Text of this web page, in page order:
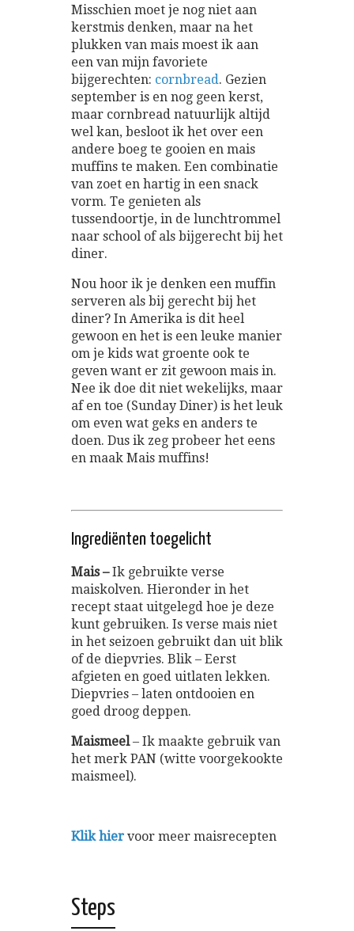
Misschien moet je nog niet aan
kerstmis denken, maar na het
plukken van mais moest ik aan
een van mijn favoriete
bijgerechten: cornbread. Gezien
september is en nog geen kerst,
maar cornbread natuurlijk altijd
wel kan, besloot ik het over een
andere boeg te gooien en mais
muffins te maken. Een combinatie
van zoet en hartig in een snack
vorm. Te genieten als
tussendoortje, in de lunchtrommel
naar school of als bijgerecht bij het
diner.
Nou hoor ik je denken een muffin
serveren als bij gerecht bij het
diner? In Amerika is dit heel
gewoon en het is een leuke manier
om je kids wat groente ook te
geven want er zit gewoon mais in.
Nee ik doe dit niet wekelijks, maar
af en toe (Sunday Diner) is het leuk
om even wat geks en anders te
doen. Dus ik zeg probeer het eens
en maak Mais muffins!
Ingrediënten toegelicht
Mais –Ik gebruikte verse
maiskolven. Hieronder in het
recept staat uitgelegd hoe je deze
kunt gebruiken. Is verse mais niet
in het seizoen gebruikt dan uit blik
of de diepvries. Blik – Eerst
afgieten en goed uitlaten lekken.
Diepvries – laten ontdooien en
goed droog deppen.
Maismeel– Ik maakte gebruik van
het merk PAN (witte voorgekookte
maismeel).
Klik hier voor meer maisrecepten
Steps